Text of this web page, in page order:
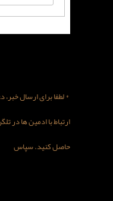
* لطفا برای ارسال
ارتباط با ادمین ها در
حاصل کنید. سپاس